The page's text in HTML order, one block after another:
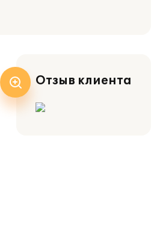
Отзыв клиента